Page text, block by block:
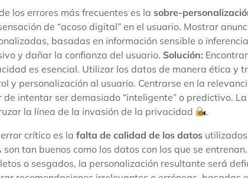
los errores más frecuentes es la sobre-
de “acoso digital” en el usuario. Mostrar
basadas en información sensible o
y dañar la confianza del usuario. Solución:
es esencial. Utilizar los datos de manera ética y
y personalización al usuario. Centrarse en la
de intentar ser demasiado “inteligente” o predictivo.
la línea de la invasión de la privacidad
.
crítico es la falta de calidad de los datos
son tan buenos como los datos con los que se
o sesgados, la personalización resultante será